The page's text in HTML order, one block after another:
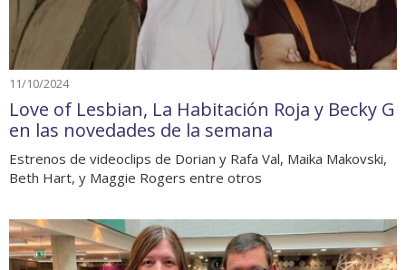
11/10/2024
Love of Lesbian, La Habitación Roja y Becky G
en las novedades de la semana
Estrenos de videoclips de Dorian y Rafa Val, Maika Makovski,
Beth Hart, y Maggie Rogers entre otros